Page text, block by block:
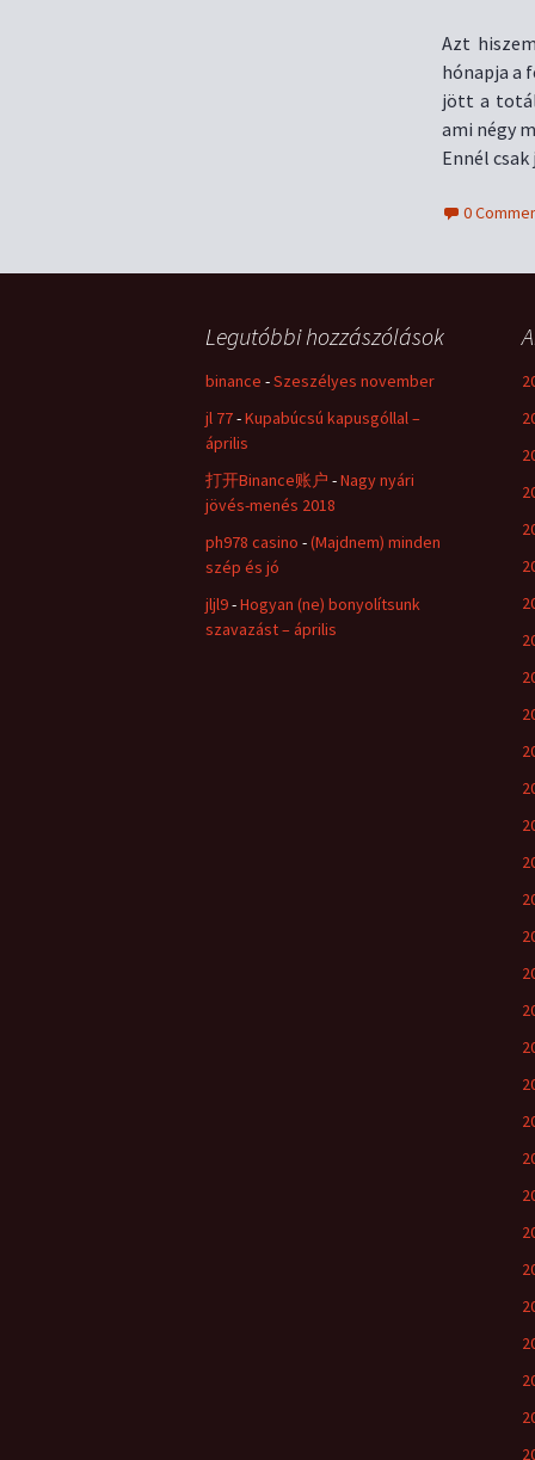
Azt
hónapja a
jött a totál
ami négy
Ennél
0
Legutóbbi hozzászólások
binance -Szeszélyes november
jl 77-Kupabúcsú kapusgóllal –
április
打开Binance账户 -Nagy nyári
jövés-menés 2018
ph978 casino -(Majdnem) minden
szép és jó
jljl9-Hogyan (ne) bonyolítsunk
szavazást – április